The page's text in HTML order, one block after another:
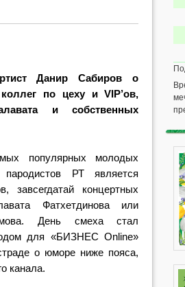
Данир Сабиров о
по цеху и VIP’ов,
и собственных
популярных молодых
РТ является
завсегдатай концертных
Фатхетдинова или
День смеха стал
для «БИЗНЕС Online»
о юморе ниже пояса,
канала.